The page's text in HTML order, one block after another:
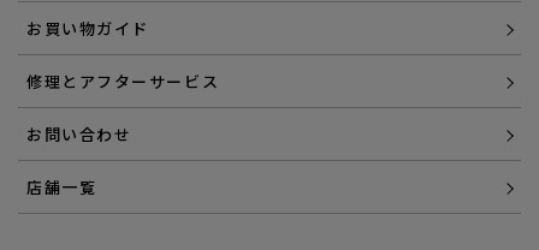
お買い物ガイド
修理とアフターサービス
お問い合わせ
店舗一覧